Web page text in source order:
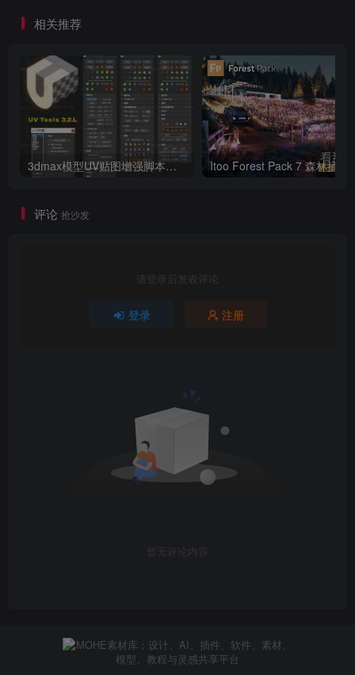
相关推荐
3dmax模型UV贴图增强脚本插件工具UVTools 3.2L 汉化破解版 For 3dmax2014~2023
评论 抢沙发
请登录后发表评论
登录 注册
暂无评论内容